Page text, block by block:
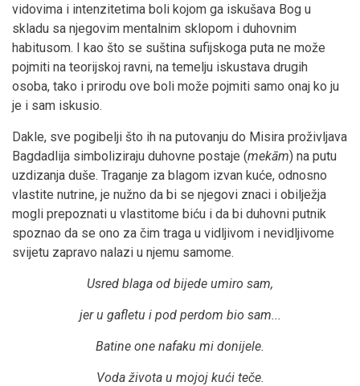
vidovima i intenzitetima boli kojom ga iskušava Bog u
skladu sa njegovim mentalnim sklopom i duhovnim
habitusom. I kao što se suština sufijskoga puta ne može
pojmiti na teorijskoj ravni, na temelju iskustava drugih
osoba, tako i prirodu ove boli može pojmiti samo onaj ko ju
je i sam iskusio.
Dakle, sve pogibelji što ih na putovanju do Misira proživljava
Bagdadlija simboliziraju duhovne postaje (mekām) na putu
uzdizanja duše. Traganje za blagom izvan kuće, odnosno
vlastite nutrine, je nužno da bi se njegovi znaci i obilježja
mogli prepoznati u vlastitome biću i da bi duhovni putnik
spoznao da se ono za čim traga u vidljivom i nevidljivome
svijetu zapravo nalazi u njemu samome.
Usred blaga od bijede umiro sam,
jer u gafletu i pod perdom bio sam...
Batine one nafaku mi donijele.
Voda života u mojoj kući teče.